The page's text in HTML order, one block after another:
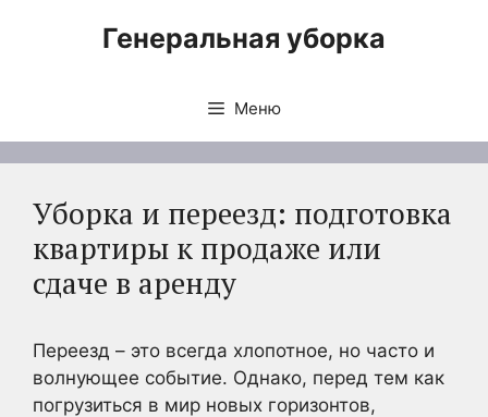
Генеральная уборка
Меню
Уборка и переезд: подготовка
квартиры к продаже или
сдаче в аренду
Переезд – это всегда хлопотное, но часто и
волнующее событие. Однако, перед тем как
погрузиться в мир новых горизонтов,